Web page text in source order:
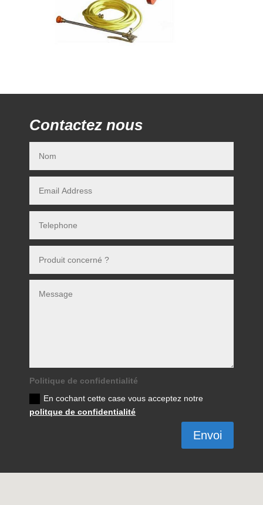
Contactez nous
Politique de confidentialité
En cochant cette case vous acceptez notre
politque de confidentialité
Envoi